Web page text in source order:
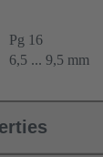
Pg 16
6,5 ... 9,5 mm